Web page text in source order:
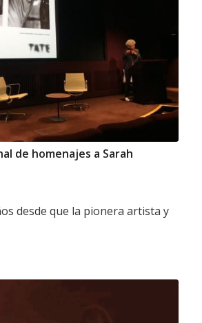
de homenajes a Sarah
desde que la pionera artista y